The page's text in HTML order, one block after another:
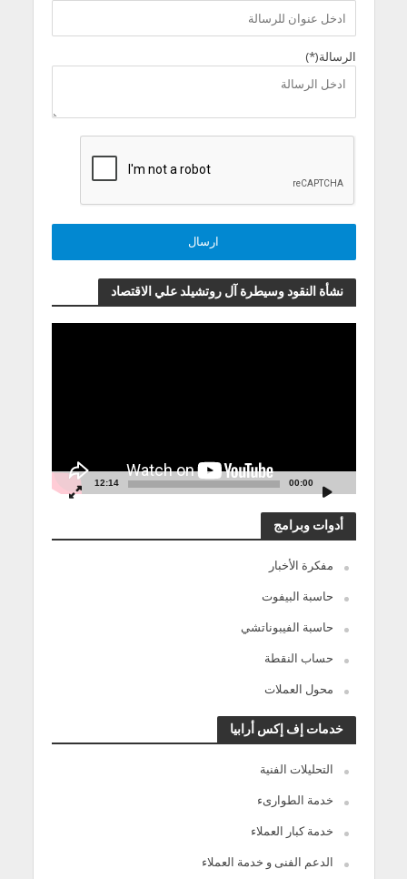
الرسالة(*)
نشأة النقود وسيطرة آل روتشيلد علي الاقتصاد
00:00
12:14
أدوات وبرامج
مفكرة الأخبار
حاسبة البيفوت
حاسبة الفيبوناتشي
حساب النقطة
محول العملات
خدمات إف إكس أرابيا
التحليلات الفنية
خدمة الطوارىء
خدمة كبار العملاء
الدعم الفنى و خدمة العملاء